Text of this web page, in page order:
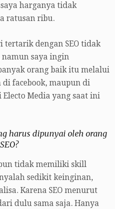
harganya tidak
ratusan ribu.
tertarik dengan SEO tidak
saya ingin
orang baik itu melalui
facebook, maupun di
Electo Media yang saat ini
harus dipunyai oleh orang
tidak memiliki skill
sedikit keinginan,
Karena SEO menurut
dulu sama saja. Hanya